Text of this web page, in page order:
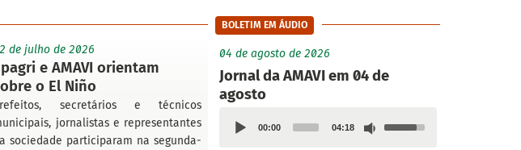
de julho de 2026
e AMAVI orientam
o El Niño
secretários e técnicos
jornalistas e representantes
sociedade participaram na segunda-
BOLETIM EM ÁUDIO
04 de agosto de 2026
Jornal da AMAVI em 04 de
agosto
Player
00:00 04:18
Up/Down